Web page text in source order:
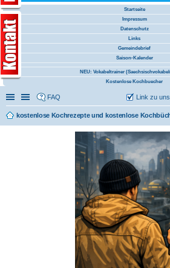
Startseite
Impressum
Datenschutz
Links
Gemeindebrief
Saison-Kalender
NEU: Vokabeltrainer
Kostenlose Kochbuecher
Schnellzugriff
Linkliste
FAQ Link zu uns
kostenlose Kochrezepte und kostenlose